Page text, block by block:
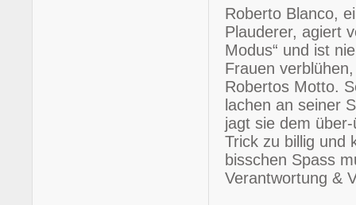
Roberto Blanco,
Plauderer, agiert
Modus“ und ist
Frauen
Robertos Motto.
lachen an seiner
jagt sie dem
Trick zu billig und
bisschen Spass
Verantwortung &